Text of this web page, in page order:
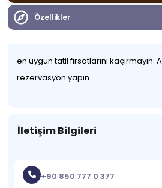
Özellikler
en uygun tatil fırsatlarını kaçırmayın.
rezervasyon yapın.
İletişim Bilgileri
+90 850 777 0 377